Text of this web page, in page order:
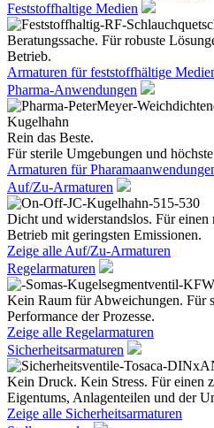
Feststoffhaltige Medien
Beratungssache. Für robuste
Betrieb.
Armaturen für feststoffhältige
Pharma-Anwendungen
Rein das Beste.
Für sterile Umgebungen und
Armaturen für
Auf/Zu-Armaturen
Dicht und widerstandslos. Für einen
Betrieb mit geringsten Emissionen.
Zeige alle Auf/Zu-Armaturen
Regelarmaturen
Kein Raum für Abweichungen. Für
Performance der Prozesse.
Zeige alle Regelarmaturen
Sicherheitsarmaturen
Kein Druck. Kein Stress. Für einen
Eigentums, Anlagenteilen und der
Zeige alle Sicherheitsarmaturen